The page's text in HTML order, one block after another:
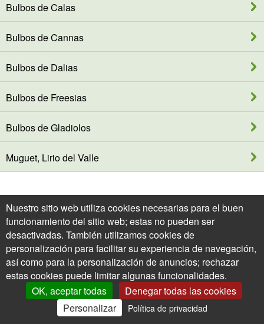
Bulbos de Calas
Bulbos de Cannas
Bulbos de Dalias
Bulbos de Freesias
Bulbos de Gladiolos
Muguet, Lirio del Valle
Mi Cuenta Ofertas Cesta
Nuestro sitio web utiliza cookies necesarias para el buen
funcionamiento del sitio web; estas no pueden ser
desactivadas. También utilizamos cookies de
personalización para facilitar su experiencia de navegación,
así como para la personalización de anuncios; rechazar
estas cookies puede limitar algunas funcionalidades.
OK, aceptar todas
Denegar todas las cookies
Personalizar
Política de privacidad